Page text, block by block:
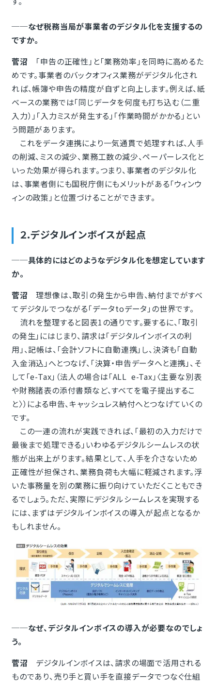
──なぜ税務当局が事業者のデジタル化を支援するの
ですか。
菅沼 「申告の正確性」と「業務効率」を同時に高めるた
めです。事業者のバックオフィス業務がデジタル化され
れば、帳簿や申告の精度が自ずと向上します。例えば、紙
ベースの業務では「同じデータを何度も打ち込む（二重
入力）」「入力ミスが発生する」「作業時間がかかる」とい
う問題があります。
これをデータ連携により一気通貫で処理すれば、人手
の削減、ミスの減少、業務工数の減少、ペーパーレス化と
いった効果が得られます。つまり、事業者のデジタル化
は、事業者側にも国税庁側にもメリットがある「ウィンウ
ィンの政策」と位置づけることができます。
２.デジタルインボイスが起点
──具体的にはどのようなデジタル化を想定しています
か。
菅沼 理想像は、取引の発生から申告、納付までがすべ
てデジタルでつながる「データtoデータ」の世界です。
流れを整理すると図表1の通りです。要するに、「取引
の発生」にはじまり、請求は「デジタルインボイスの利
用」、記帳は、「会計ソフトに自動連携」し、決済も「自動
入金消込」へとつなげ、「決算・申告データへと連携」、そ
して「e-Tax」（法人の場合は「ALL e-Tax」〈主要な別表
や財務諸表の添付書類など、すべてを電子提出するこ
と〉）による申告、キャッシュレス納付へとつなげていくの
です。
この一連の流れが実践できれば、「最初の入力だけで
最後まで処理できる」いわゆるデジタルシームレスの状
態が出来上がります。結果として、人手を介さないため
正確性が担保され、業務負荷も大幅に軽減されます。浮
いた事務量を別の業務に振り向けていただくこともでき
るでしょう。ただ、実際にデジタルシームレスを実現する
には、まずはデジタルインボイスの導入が起点となるか
もしれません。
──なぜ、デジタルインボイスの導入が必要なのでしょ
う。
菅沼 デジタルインボイスは、請求の場面で活用される
ものであり、売り手と買い手を直接データでつなぐ仕組